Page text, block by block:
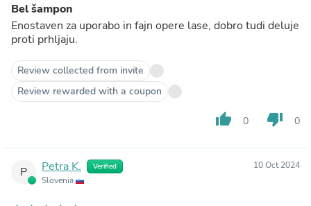
Bel šampon
Enostaven za uporabo in fajn opere lase, dobro tudi deluje
proti prhljaju.
Review collected from invite
Review rewarded with a coupon
thumb_up 0 thumb_down 0
P Petra K. Verified
Slovenia
10 Oct 2024